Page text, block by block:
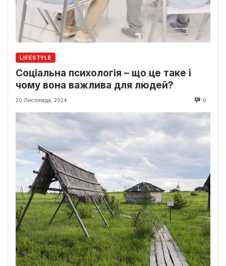
LIFESTYLE
Соціальна психологія – що це таке і
чому вона важлива для людей?
20 Листопада, 2024 0